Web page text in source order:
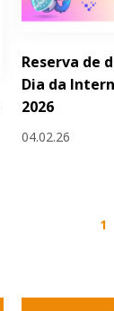
Reserva de
Dia da
2026
04.02.26
1